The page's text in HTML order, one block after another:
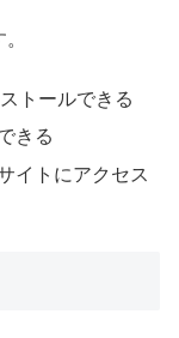
トールできる
きる
イトにアクセス